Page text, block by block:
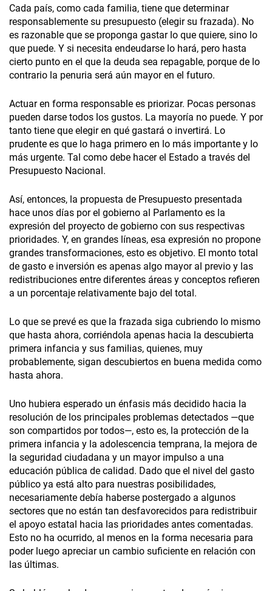
Cada país, como cada familia, tiene que determinar
responsablemente su presupuesto (elegir su frazada). No
es razonable que se proponga gastar lo que quiere, sino lo
que puede. Y si necesita endeudarse lo hará, pero hasta
cierto punto en el que la deuda sea repagable, porque de lo
contrario la penuria será aún mayor en el futuro.
Actuar en forma responsable es priorizar. Pocas personas
pueden darse todos los gustos. La mayoría no puede. Y por
tanto tiene que elegir en qué gastará o invertirá. Lo
prudente es que lo haga primero en lo más importante y lo
más urgente. Tal como debe hacer el Estado a través del
Presupuesto Nacional.
Así, entonces, la propuesta de Presupuesto presentada
hace unos días por el gobierno al Parlamento es la
expresión del proyecto de gobierno con sus respectivas
prioridades. Y, en grandes líneas, esa expresión no propone
grandes transformaciones, esto es objetivo. El monto total
de gasto e inversión es apenas algo mayor al previo y las
redistribuciones entre diferentes áreas y conceptos refieren
a un porcentaje relativamente bajo del total.
Lo que se prevé es que la frazada siga cubriendo lo mismo
que hasta ahora, corriéndola apenas hacia la descubierta
primera infancia y sus familias, quienes, muy
probablemente, sigan descubiertos en buena medida como
hasta ahora.
Uno hubiera esperado un énfasis más decidido hacia la
resolución de los principales problemas detectados —que
son compartidos por todos—, esto es, la protección de la
primera infancia y la adolescencia temprana, la mejora de
la seguridad ciudadana y un mayor impulso a una
educación pública de calidad. Dado que el nivel del gasto
público ya está alto para nuestras posibilidades,
necesariamente debía haberse postergado a algunos
sectores que no están tan desfavorecidos para redistribuir
el apoyo estatal hacia las prioridades antes comentadas.
Esto no ha ocurrido, al menos en la forma necesaria para
poder luego apreciar un cambio suficiente en relación con
las últimas.